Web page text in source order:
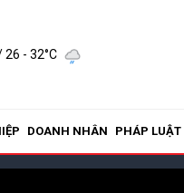
26 - 32°C
DOANH NHÂN PHÁP LUẬT